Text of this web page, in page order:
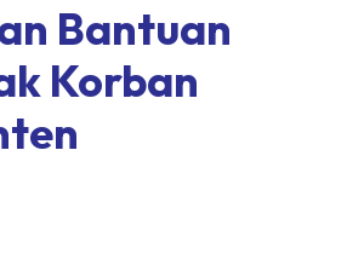
Bantuan
Korban